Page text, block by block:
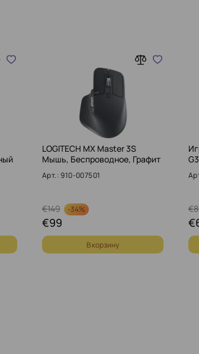
LOGITECH MX Master 3S
Мышь, Беспроводное, Графит
Арт.: 910-007501
149
€ -34%
99
€
В корзину
€
€